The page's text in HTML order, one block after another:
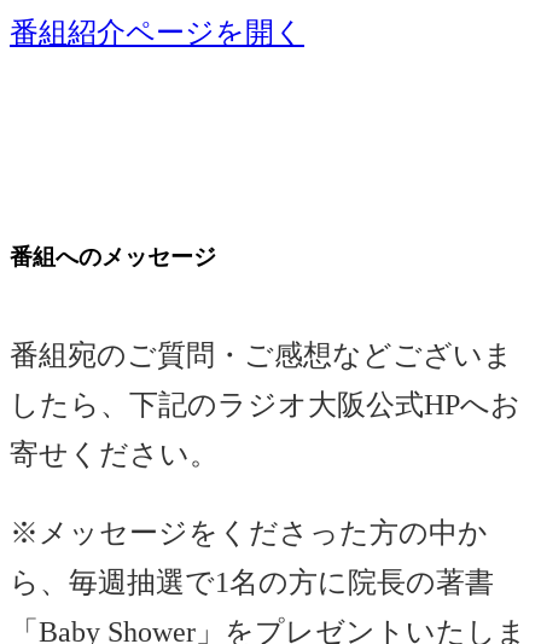
番組紹介ページを開く
番組へのメッセージ
番組宛のご質問・ご感想などございま
したら、下記のラジオ大阪公式HPへお
寄せください。
※メッセージをくださった方の中か
ら、 毎週抽選で1名の方に院長の著書
「Baby Shower」をプレゼント いたしま